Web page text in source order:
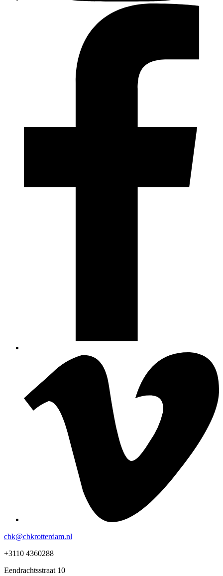
cbk@cbkrotterdam.nl
+3110 4360288
Eendrachtsstraat 10